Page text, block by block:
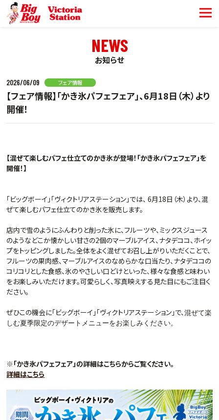
NEWS
お知らせ
2026/06/09 フェア情報
【フェア情報】「かき氷パフェフェア」、6月18日（木）より
開催！
【混ぜて楽しむパフェ仕立てのかき氷が登場！ 「かき氷パフェフェア」を
開催！】
「ビッグボーイ」「ヴィクトリアステーション」では、 6月18日（木）より、混
ぜて楽しむパフェ仕立てのかき氷を販売します。
店内で雪のようにふんわりと削った氷に、フルーツや、ミックスジュース
のようなどこか懐かしい甘さの2個のマーブルアイス、ナタデココ、ホイッ
プをトッピングしました。全体をよく混ぜてお召し上がりいただくことで、
フルーツの果肉感、マーブルアイスのなめらかな口当たり、ナタデココの
コリコリとした食感、氷のやさしい口どけといった、様々な食感と味わい
をお楽しみいただけます。可愛らしく、写真映えする見た目にもご注目く
ださい。
ぜひこの機会に「ビッグボーイ」「ヴィクトリアステーション」で、混ぜて楽
しむ夏季限定のデザートメニューをお楽しみください。
※「かき氷パフェフェア」の詳細はこちらからご覧ください。
詳細はこちら